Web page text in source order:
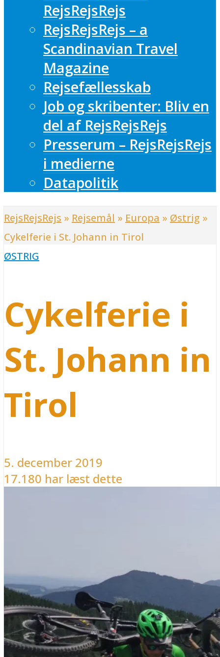
RejsRejsRejs
RejsRejsRejs – a
Scandinavian Travel
Magazine
Rejsefællesskab
Job og skribenter: Bliv en
del af RejsRejsRejs
Presserum – RejsRejsRejs
i medierne
Datapolitik
RejsRejsRejs » Rejsemål » Europa » Østrig »
Cykelferie i St. Johann in Tirol
ØSTRIG
Cykelferie i
St. Johann in
Tirol
5. december 2019
17.180 har læst dette